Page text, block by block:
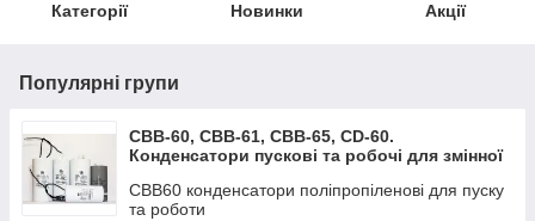
Категорії Новинки Акції
Популярні групи
CBB-60, CBB-61, CBB-65, CD-60.
Конденсатори пускові та робочі для змінної
CBB60 конденсатори поліпропіленові для пуску
та роботи